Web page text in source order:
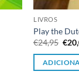
LIVROS
Play the
€24,95 O
preço
era:
€